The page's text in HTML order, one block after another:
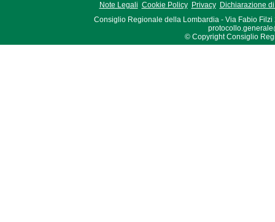
Note Legali Cookie Policy Privacy
Dichiarazione
Consiglio Regionale della Lombardia - Via Fabio Filzi
© Copyright Consiglio